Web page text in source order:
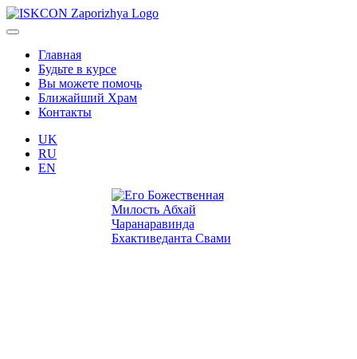
Главная
Будьте в курсе
Вы можете помочь
Ближайший Храм
Контакты
UK
RU
EN